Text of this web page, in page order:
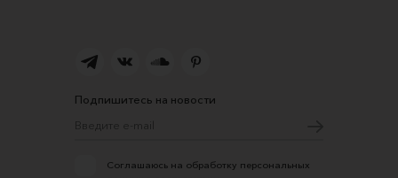
Подпишитесь на новости
Соглашаюсь на обработку персональных